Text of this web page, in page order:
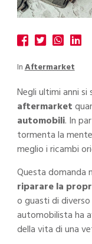
InAftermarket
Negli ultimi anni si
aftermarket
automobili. In
tormenta la
meglio i ricambi
Questa
riparare la
o guasti di
automobilista ha
della vita di una